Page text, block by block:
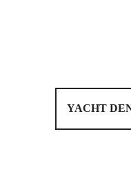
YACHT